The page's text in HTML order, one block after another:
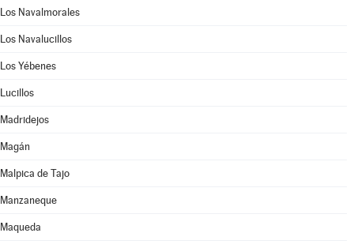
Los Navalmorales
Los Navalucillos
Los Yébenes
Lucillos
Madridejos
Magán
Malpica de Tajo
Manzaneque
Maqueda